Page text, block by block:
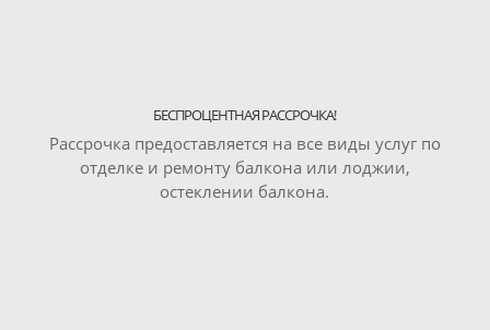
БЕСПРОЦЕНТНАЯ РАССРОЧКА!
Рассрочка предоставляется на все виды услуг по
отделке и ремонту балкона или лоджии,
остеклении балкона.